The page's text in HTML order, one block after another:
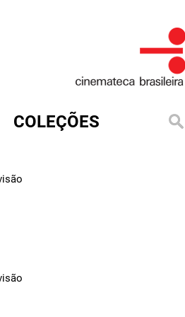
COLEÇÕES